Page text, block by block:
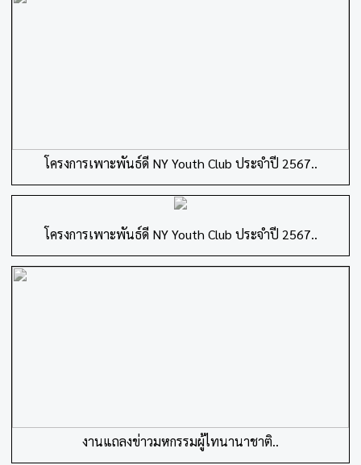
โครงการเพาะพันธ์ดี NY Youth Club ประจำปี 2567..
โครงการเพาะพันธ์ดี NY Youth Club ประจำปี 2567..
งานแถลงข่าวมหกรรมผู้ไทนานาชาติ..